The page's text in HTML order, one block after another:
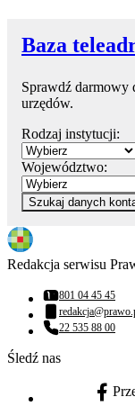
Baza
Sprawdź darmowy
urzędów.
Rodzaj instytucji:
Województwo:
Szukaj danych
Redakcja serwisu
Numer telefonu:
801 04 45 45
Adres email:
Numer telefonu:
22 535 88 00
Śledź nas